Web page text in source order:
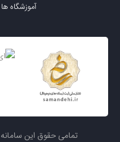
آموزشگاه ها
تمامی حقوق این